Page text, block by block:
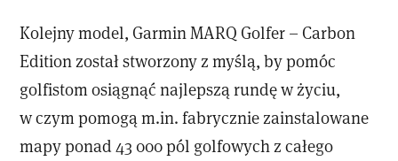
Kolejny model, Garmin MARQ Golfer – Carbon
Edition został stworzony z myślą, by pomóc
golfistom osiągnąć najlepszą rundę w życiu,
w czym pomogą m.in. fabrycznie zainstalowane
mapy ponad 43 000 pól golfowych z całego